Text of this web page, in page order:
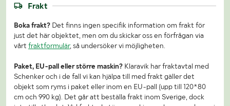
Frakt
Boka frakt? Det finns ingen specifik information om frakt för
just det här objektet, men om du skickar oss en förfrågan via
vårt fraktformulär, så undersöker vi möjligheten.
Paket, EU-pall eller större maskin? Klaravik har fraktavtal med
Schenker och i de fall vi kan hjälpa till med frakt gäller det
objekt som ryms i paket eller inom en EU-pall (upp till 120*80
cm och 990 kg). Det går att beställa frakt inom Sverige, dock